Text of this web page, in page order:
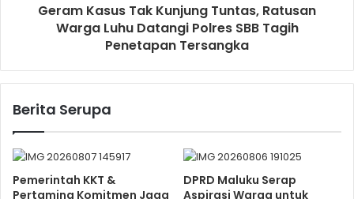
Geram Kasus Tak Kunjung Tuntas, Ratusan
Warga Luhu Datangi Polres SBB Tagih
Penetapan Tersangka
Berita Serupa
Pemerintah KKT &
Pertamina Komitmen Jaga
DPRD Maluku Serap
Aspirasi Warga untuk